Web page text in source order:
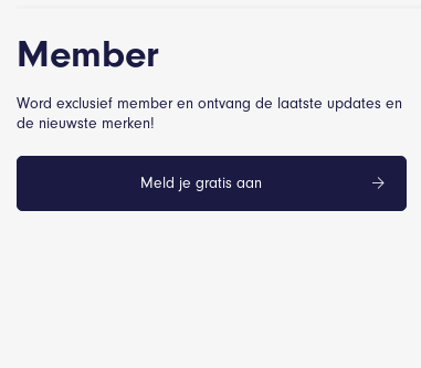
Member
Word exclusief member en ontvang de laatste updates en
de nieuwste merken!
Meld je gratis aan